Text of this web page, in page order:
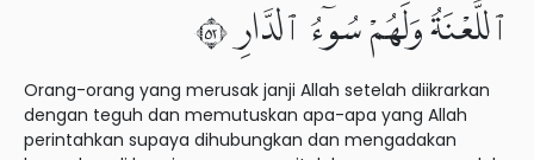
ٱللَّعْنَةُ وَلَهُمْ سُوٓءُ ٱلدَّارِ ٢٥
Orang-orang yang merusak janji Allah setelah diikrarkan
dengan teguh dan memutuskan apa-apa yang Allah
perintahkan supaya dihubungkan dan mengadakan